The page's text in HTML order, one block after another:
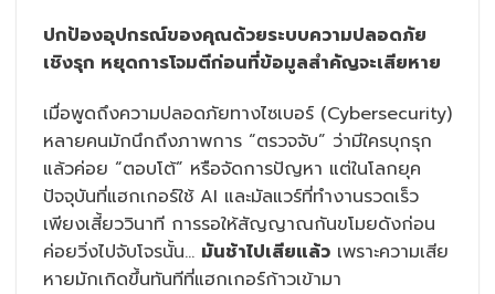
ปกป้องอุปกรณ์ของคุณด้วยระบบความปลอดภัย
เชิงรุก หยุดการโจมตีก่อนที่ข้อมูลสำคัญจะเสียหาย
เมื่อพูดถึงความปลอดภัยทางไซเบอร์ (Cybersecurity)
หลายคนมักนึกถึงภาพการ “ตรวจจับ” ว่ามีใครบุกรุก
แล้วค่อย “ตอบโต้” หรือจัดการปัญหา แต่ในโลกยุค
ปัจจุบันที่แฮกเกอร์ใช้ AI และมัลแวร์ที่ทำงานรวดเร็ว
เพียงเสี้ยววินาที การรอให้สัญญาณกันขโมยดังก่อน
ค่อยวิ่งไปจับโจรนั้น… มันช้าไปเสียแล้ว เพราะความเสีย
หายมักเกิดขึ้นทันทีที่แฮกเกอร์ก้าวเข้ามา